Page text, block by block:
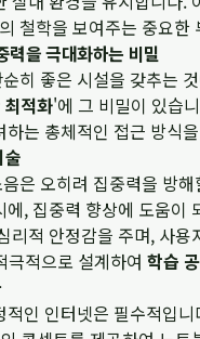
철학을 보여주는 중요한
력을 극대화하는 비밀
히 좋은 시설을 갖추는
적화'에 그 비밀이 있습
는 총체적인 접근 방식
은 오히려 집중력을 방
, 집중력 향상에 도움이
리적 안정감을 주며, 사
적으로 설계하여 학습
인 인터넷은 필수적입